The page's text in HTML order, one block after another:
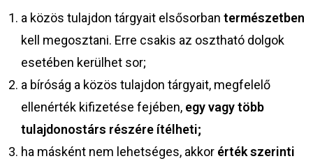
a közös tulajdon tárgyait elsősorban természetben
kell megosztani. Erre csakis az osztható dolgok
esetében kerülhet sor;
a bíróság a közös tulajdon tárgyait, megfelelő
ellenérték kifizetése fejében, egy vagy több
tulajdonostárs részére ítélheti;
ha másként nem lehetséges, akkor érték szerinti